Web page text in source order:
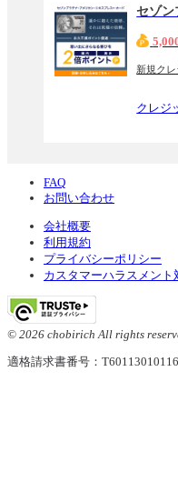
新規ク
クレジ
FAQ
お問い合わせ
会社概要
利用規約
プライバシーポリシー
カスタマーハラスメント
© 2026 chobirich All rights
適格請求書番号：